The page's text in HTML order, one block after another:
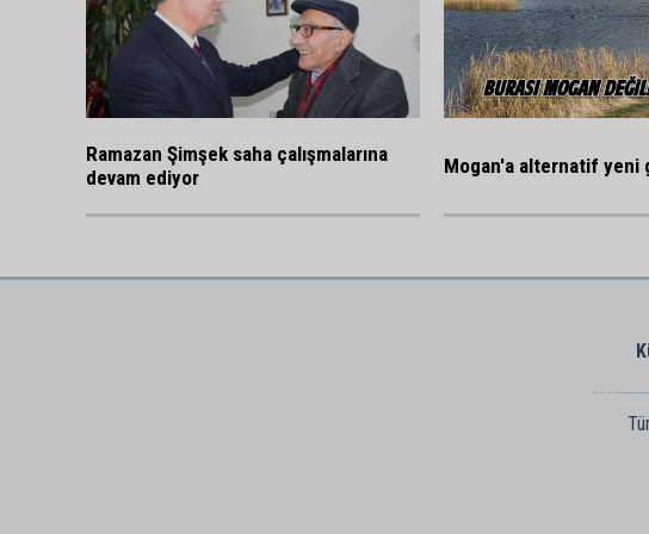
Ramazan Şimşek saha çalışmalarına
devam ediyor
Mogan'a alternatif yeni